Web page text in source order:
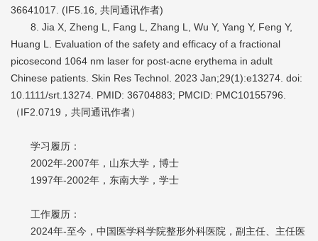
36641017. (IF5.16, 共同通讯作者)
8. Jia X, Zheng L, Fang L, Zhang L, Wu Y, Yang Y, Feng Y,
Huang L. Evaluation of the safety and efficacy of a fractional
picosecond 1064 nm laser for post-acne erythema in adult
Chinese patients. Skin Res Technol. 2023 Jan;29(1):e13274. doi:
10.1111/srt.13274. PMID: 36704883; PMCID: PMC10155796.
（IF2.0719，共同通讯作者）
学习履历：
2002年-2007年，山东大学，博士
1997年-2002年，东南大学，学士
工作履历：
2024年-至今，中国医学科学院整形外科医院，副主任、主任医